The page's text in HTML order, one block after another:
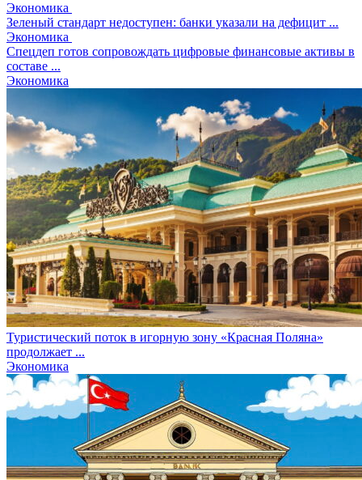
Экономика
Зеленый стандарт недоступен: банки указали на дефицит ...
Экономика
Спецдеп готов сопровождать цифровые финансовые активы в
составе ...
Экономика
Туристический поток в игорную зону «Красная Поляна»
продолжает ...
Экономика